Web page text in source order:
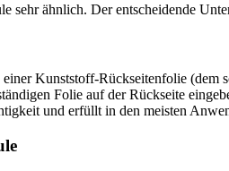
sehr ähnlich. Der entscheidende
Kunststoff-Rückseitenfolie (dem
Folie auf der Rückseite
und erfüllt in den meisten